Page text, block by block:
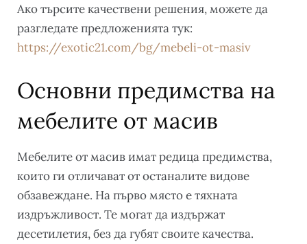
Ако търсите качествени решения, можете да
разгледате предложенията тук:
https://exotic21.com/bg/mebeli-ot-masiv
Основни предимства на
мебелите от масив
Мебелите от масив имат редица предимства,
които ги отличават от останалите видове
обзавеждане. На първо място е тяхната
издръжливост. Те могат да издържат
десетилетия, без да губят своите качества.